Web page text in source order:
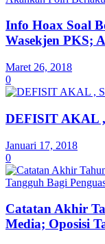
Info Hoax Soal
Wasekjen PKS;
Maret 26, 2018
0
DEFISIT AKAL
Januari 17, 2018
0
Catatan Akhir
Media; Oposisi